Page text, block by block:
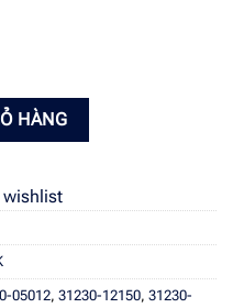
Corolla, Altis số lượng
HÀNG
wishlist
05012, 31230-12150, 31230-